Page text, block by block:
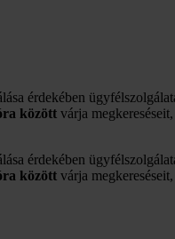
érdekében
között várja
érdekében
között várja